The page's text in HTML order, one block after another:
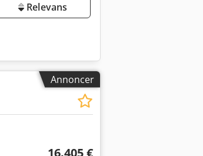
Relevans
Annoncer
16.405 €